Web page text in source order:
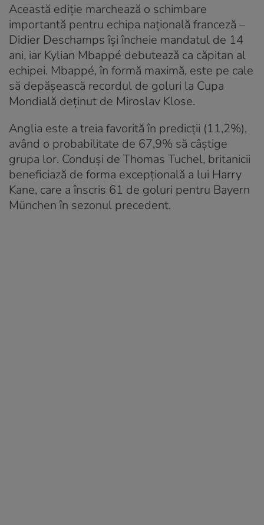
Această ediție marchează o schimbare
importantă pentru echipa națională franceză –
Didier Deschamps își încheie mandatul de 14
ani, iar Kylian Mbappé debutează ca căpitan al
echipei. Mbappé, în formă maximă, este pe cale
să depășească recordul de goluri la Cupa
Mondială deținut de Miroslav Klose.
Anglia este a treia favorită în predicții (11,2%),
având o probabilitate de 67,9% să câștige
grupa lor. Conduși de Thomas Tuchel, britanicii
beneficiază de forma excepțională a lui Harry
Kane, care a înscris 61 de goluri pentru Bayern
München în sezonul precedent.